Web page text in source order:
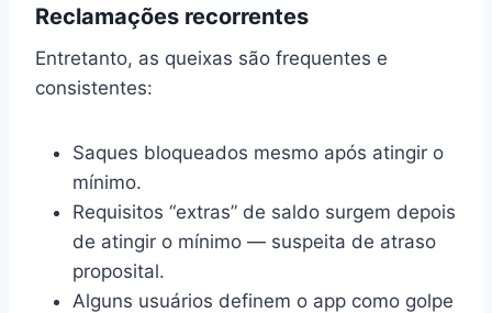
Reclamações recorrentes
Entretanto, as queixas são frequentes e
consistentes:
Saques bloqueados mesmo após atingir o
mínimo.
Requisitos “extras” de saldo surgem depois
de atingir o mínimo — suspeita de atraso
proposital.
Alguns usuários definem o app como golpe